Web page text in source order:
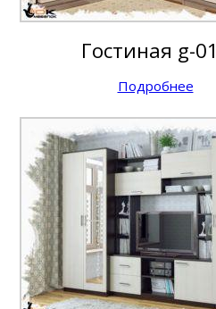
Гостиная g-
Подробнее